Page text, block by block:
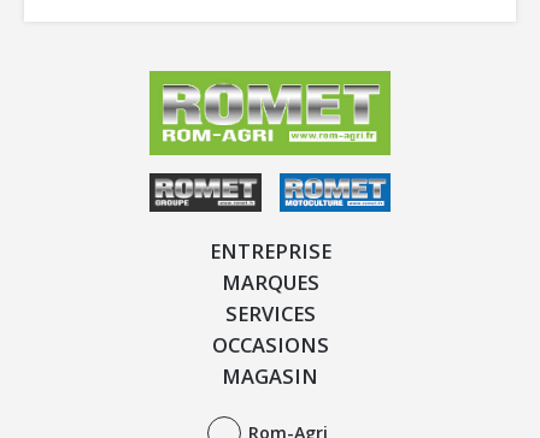
ENTREPRISE
MARQUES
SERVICES
OCCASIONS
MAGASIN
Rom-Agri